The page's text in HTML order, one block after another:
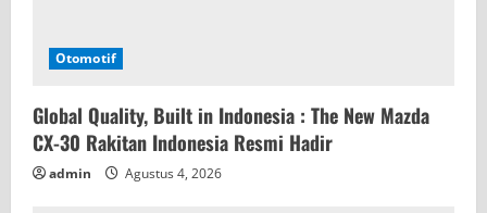
Otomotif
Global Quality, Built in Indonesia : The New Mazda
CX-30 Rakitan Indonesia Resmi Hadir
admin Agustus 4, 2026